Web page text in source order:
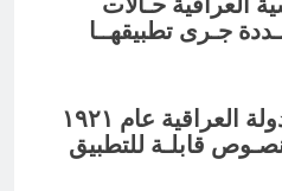
جـرى تطبیقهــا
العراق منذ تأسيس الدولة العراقية عام ١٩٢١
قابلـة للتطبيق